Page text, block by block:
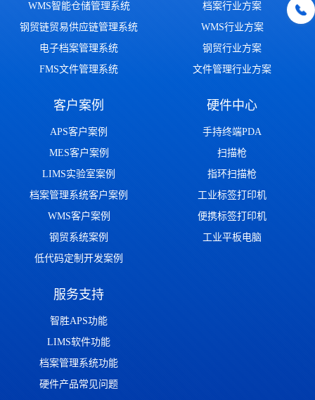
WMS智能仓储管理系统
钢贸链贸易供应链管理系统
电子档案管理系统
FMS文件管理系统
档案行业方案
WMS行业方案
钢贸行业方案
文件管理行业方案
客户案例
APS客户案例
MES客户案例
LIMS实验室案例
档案管理系统客户案例
WMS客户案例
钢贸系统案例
低代码定制开发案例
硬件中心
手持终端PDA
扫描枪
指环扫描枪
工业标签打印机
便携标签打印机
工业平板电脑
服务支持
智胜APS功能
LIMS软件功能
档案管理系统功能
硬件产品常见问题